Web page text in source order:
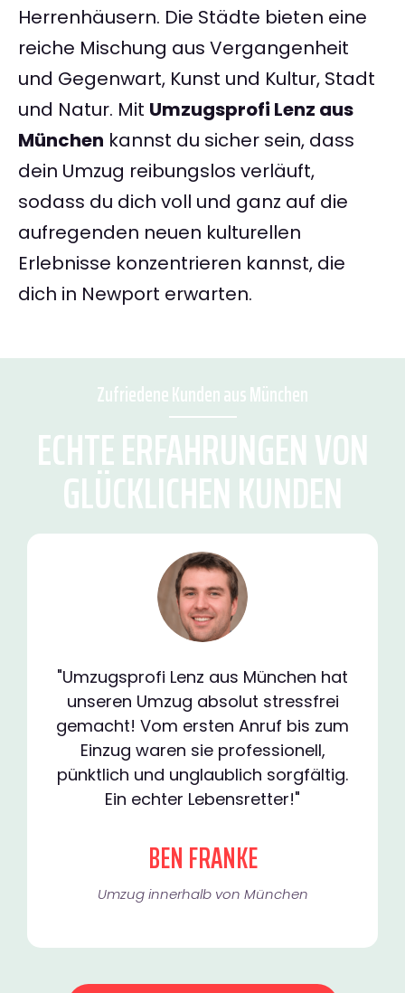
Herrenhäusern. Die Städte bieten eine
reiche Mischung aus Vergangenheit
und Gegenwart, Kunst und Kultur, Stadt
und Natur. Mit Umzugsprofi Lenz aus
München kannst du sicher sein, dass
dein Umzug reibungslos verläuft,
sodass du dich voll und ganz auf die
aufregenden neuen kulturellen
Erlebnisse konzentrieren kannst, die
dich in Newport erwarten.
Zufriedene Kunden aus München
ECHTE ERFAHRUNGEN VON
GLÜCKLICHEN KUNDEN
"Umzugsprofi Lenz aus München hat
unseren Umzug absolut stressfrei
gemacht! Vom ersten Anruf bis zum
Einzug waren sie professionell,
pünktlich und unglaublich sorgfältig.
Ein echter Lebensretter!"
BEN FRANKE
Umzug innerhalb von München​